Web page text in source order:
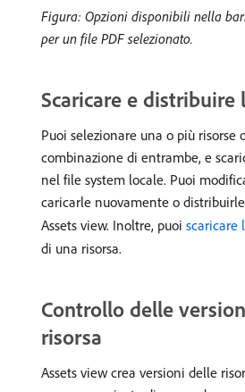
Figura: Opzioni disponibili nella
per un file PDF selezionato.
Scaricare e distribuire
Puoi selezionare una o più risorse
combinazione di entrambe, e
nel file system locale. Puoi
caricarle nuovamente o
Assets view. Inoltre, puoi scaricare
di una risorsa.
Controllo delle
risorsa
Assets view crea versioni delle